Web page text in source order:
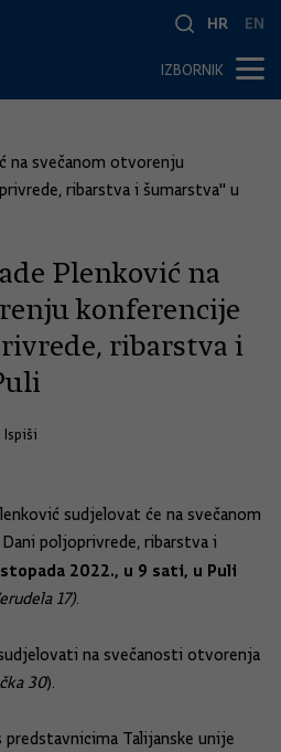
HR EN
IZBORNIK
na svečanom otvorenju
ribarstva i šumarstva" u
Plenković na
konferencije
ribarstva i
Ispiši
sudjelovat će na svečanom
poljoprivrede, ribarstva i
2022., u 9 sati, u Puli
17).
na svečanosti otvorenja
30).
predstavnicima Talijanske unije